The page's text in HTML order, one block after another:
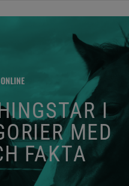
I
MED
FAKTA